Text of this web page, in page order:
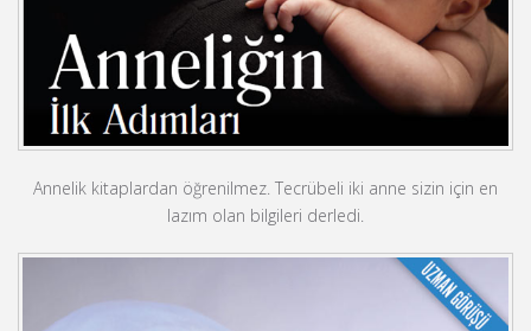
Annelik kitaplardan öğrenilmez. Tecrübeli iki anne sizin için en
lazım olan bilgileri derledi.